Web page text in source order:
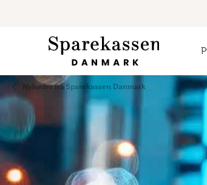
Nyheder fra Sparekassen Danmark